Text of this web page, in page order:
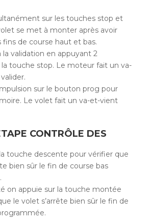
sur les touches stop et
se met à monter après avoir
fins de course haut et bas.
la validation en appuyant 2
la touche stop. Le moteur fait un va-
sur le bouton prog pour
Le volet fait un va-et-vient
CONTRÔLE DES
touche descente pour vérifier que
bien sûr le fin de course bas
on appuie sur la touche montée
le volet s’arrête bien sûr le fin de